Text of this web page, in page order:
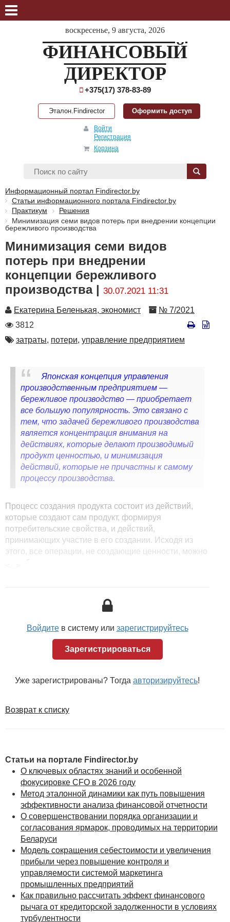
воскресенье, 9 августа, 2026
ФИНАНСОВЫЙ
ДИРЕКТОР
+375(17) 378-83-89
Эталон.Findirector Оформить доступ
Войти
Регистрация
Корзина
Информационный портал Findirector.by
Статьи информационного портала Findirector.by
Практикум
Решения
Минимизация семи видов потерь при внедрении концепции
бережливого производства
Минимизация семи видов
потерь при внедрении
концепции бережливого
производства | 30.07.2021 11:31
Автор
Екатерина Беленькая, экономист Номер
№ 7/2021
Количество
3812
Автор
затраты, потери, управление предприятием
Японская концепция управления
производственным предприятием —
бережливое производство — приобретает
все большую популярность. Это связано с
тем, что задачей бережливого производства
является концентрация внимания на
действиях, которые делают производимый
продукт ценностью, и минимизация
действий, которые не причастны к самому
процессу производства.
Процесс создания продукта состоит из действий,
которые создают сам продукт, формируя
потребительские свойства, и действий,
принимающих участие в его создании. Исходя из
этого, все операции, не создающие ценности, можно
не создающие ценности продукта,
называются потерями. Выделяют семь видов
потерь:
1. Перепроизводство — производство продукта,
заказчик для которого еще не появился и время его
долговременного хранения, что влечет за собой
дополнительные финансовые затраты на
возникает риск не реализовать произведенную
и сырья на складских территориях стоит
дополнительных финансовых затрат и не создает
никакой ценности продукту.
3. Транспортировка — любое перемещение людьми
или транспортом продукции или материалов.
Излишнее перемещение является потерей времени.
4. Ожидание — время, в течение которого
в процессе производства рабочий или оборудование
находятся в ожидании работы, т.е. это простои
между операциями. Этот процесс мешает загрузить
оборудование на 100 % и использовать
профессиональный потенциал сотрудников.
5. Излишняя обработка — дополнительные
Войдитев систему или зарегистрируйтесь
Зарегистрироваться
Уже зарегистрированы? Тогда авторизируйтесь!
Возврат к списку
Статьи на портале Findirector.by
О ключевых областях знаний и особенной
фокусировке CFO в 2026 году
Метод эталонной динамики как путь повышения
эффективности анализа финансовой отчетности
О совершенствовании порядка организации и
согласования ярмарок, проводимых на территории
Беларуси
Модель сокращения себестоимости и увеличения
прибыли через повышение контроля и
управляемости системой маркетинга
промышленных предприятий
Как правильно рассчитать эффект финансового
рычага от кредиторской задолженности в условиях
турбулентности